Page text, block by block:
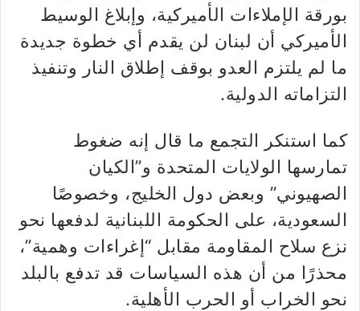
بورقة الإملاءات الأميركية، وإبلاغ الوسيط
الأميركي أن لبنان لن يقدم أي خطوة جديدة
ما لم يلتزم العدو بوقف إطلاق النار وتنفيذ
التزاماته الدولية.
كما استنكر التجمع ما قال إنه ضغوط
تمارسها الولايات المتحدة و”الكيان
الصهيوني” وبعض دول الخليج، وخصوصًا
السعودية، على الحكومة اللبنانية لدفعها نحو
نزع سلاح المقاومة مقابل “إغراءات وهمية”،
محذرًا من أن هذه السياسات قد تدفع بالبلد
نحو الخراب أو الحرب الأهلية.